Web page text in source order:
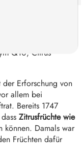
Q10, Citrus
der Erforschung von
allem bei
Bereits 1747
Zitrusfrüchte wie
können. Damals war
Früchten dafür